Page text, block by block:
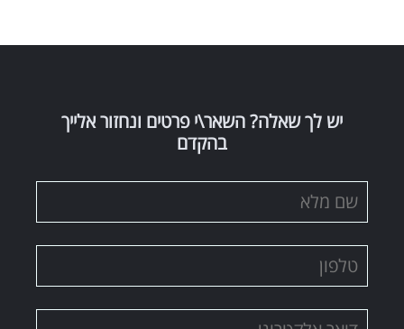
יש לך שאלה? השאר\י פרטים ונחזור אלייך
בהקדם